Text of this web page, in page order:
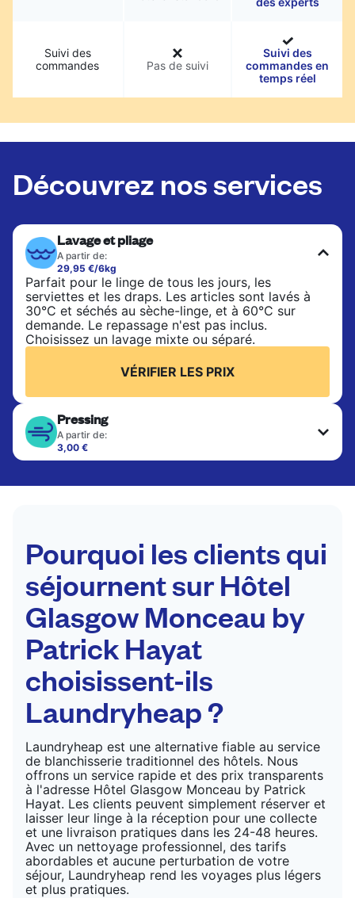
Suivi des
commandes
Pas de suivi
Suivi des
commandes en
temps réel
Découvrez nos services
Lavage et pliage
A partir de:
29,95 €/6kg
Parfait pour le linge de tous les jours, les
serviettes et les draps. Les articles sont lavés à
30°C et séchés au sèche-linge, et à 60°C sur
demande. Le repassage n'est pas inclus.
Choisissez un lavage mixte ou séparé.
VÉRIFIER LES PRIX
Pressing
A partir de:
3,00 €
Les articles délicats sont nettoyés à sec et finis
costumes, les robes, les manteaux et les tissus
VÉRIFIER LES PRIX
Pourquoi les clients qui
séjournent sur Hôtel
Glasgow Monceau by
Patrick Hayat
choisissent-ils
Laundryheap ?
Laundryheap est une alternative fiable au service
de blanchisserie traditionnel des hôtels. Nous
offrons un service rapide et des prix transparents
à l'adresse Hôtel Glasgow Monceau by Patrick
Hayat. Les clients peuvent simplement réserver et
laisser leur linge à la réception pour une collecte
et une livraison pratiques dans les 24-48 heures.
Avec un nettoyage professionnel, des tarifs
abordables et aucune perturbation de votre
séjour, Laundryheap rend les voyages plus légers
et plus pratiques.